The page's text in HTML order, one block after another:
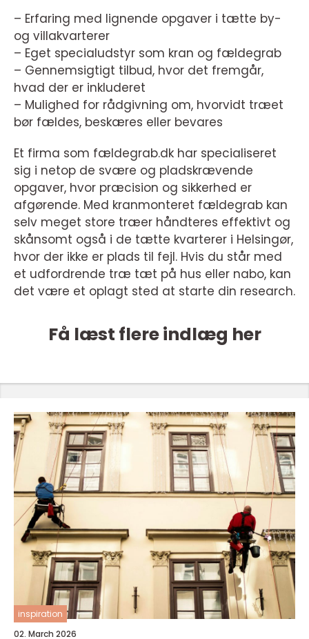
– Erfaring med lignende opgaver i tætte by-
og villakvarterer
– Eget specialudstyr som kran og fældegrab
– Gennemsigtigt tilbud, hvor det fremgår,
hvad der er inkluderet
– Mulighed for rådgivning om, hvorvidt træet
bør fældes, beskæres eller bevares
Et firma som fældegrab.dk har specialiseret
sig i netop de svære og pladskrævende
opgaver, hvor præcision og sikkerhed er
afgørende. Med kranmonteret fældegrab kan
selv meget store træer håndteres effektivt og
skånsomt også i de tætte kvarterer i Helsingør,
hvor der ikke er plads til fejl. Hvis du står med
et udfordrende træ tæt på hus eller nabo, kan
det være et oplagt sted at starte din research.
Få læst flere indlæg her
inspiration
02. March 2026